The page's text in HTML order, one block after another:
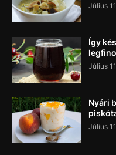
Július
Így
Július
Nyári
Július